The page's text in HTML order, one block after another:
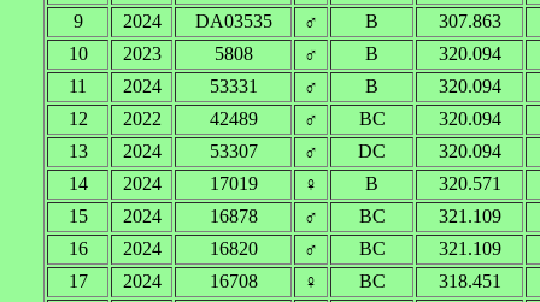
9
2024 DA03535 ♂ B
307.863
10
2023 5808 ♂ B
320.094
11
2024 53331 ♂ B
320.094
12
2022 42489 ♂ BC
320.094
13
2024 53307 ♂ DC
320.094
14
2024 17019 ♀ B
320.571
15
2024 16878 ♂ BC
321.109
16
2024 16820 ♂ BC
321.109
17
2024 16708 ♀ BC
318.451